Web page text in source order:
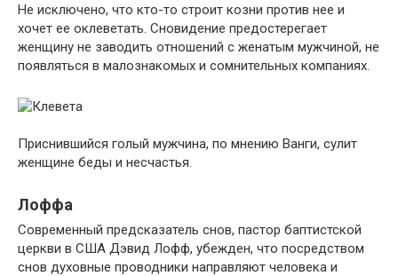
Не исключено, что кто-то строит козни против нее и
хочет ее оклеветать. Сновидение предостерегает
женщину не заводить отношений с женатым мужчиной, не
появляться в малознакомых и сомнительных компаниях.
Приснившийся голый мужчина, по мнению Ванги, сулит
женщине беды и несчастья.
Лоффа
Современный предсказатель снов, пастор баптистской
церкви в США Дэвид Лофф, убежден, что посредством
снов духовные проводники направляют человека и